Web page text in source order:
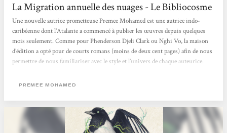
La Migration annuelle des nuages - Le Bibliocosme
Une nouvelle autrice prometteuse Premee Mohamed est une autrice indo-
caribéenne dont l’Atalante a commencé à publier les œuvres depuis quelques
mois seulement. Comme pour Phenderson Djeli Clark ou Nghi Vo, la maison
d’édition a opté pour de courts romans (moins de deux cent pages) afin de nous
permettre de nous familiariser avec le style et l’univers de chaque auteurice.
envoûtante du conte Hansel et Gretel, je me suis donc penchée sur le reste de sa
PREMEE MOHAMED